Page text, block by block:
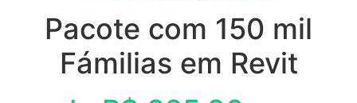
Pacote com 150 mil
Fámilias em Revit